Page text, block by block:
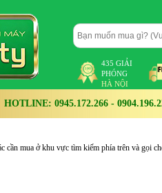
435 GIẢI
PHÓNG
HÀ NỘI
HOTLINE: 0945.172.266 -
cần mua ở khu vực tìm kiếm phía trên và gọi